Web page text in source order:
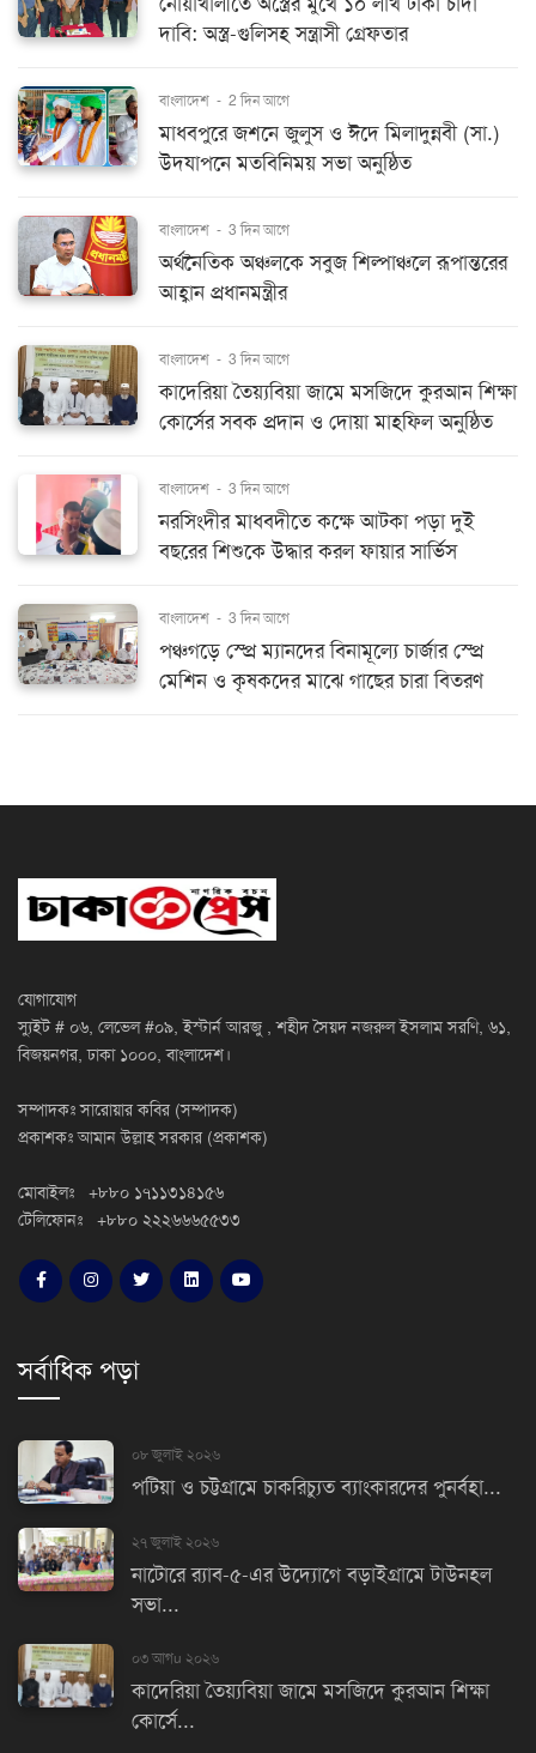
দাবি: অস্ত্র-গুলিসহ সন্ত্রাসী গ্রেফতার
বাংলাদেশ - 2 দিন আগে
মাধবপুরে জশনে জুলুস ও ঈদে মিলাদুন্নবী (সা.)
উদযাপনে মতবিনিময় সভা অনুষ্ঠিত
বাংলাদেশ - 3 দিন আগে
অর্থনৈতিক অঞ্চলকে সবুজ শিল্পাঞ্চলে রূপান্তরের
আহ্বান প্রধানমন্ত্রীর
বাংলাদেশ - 3 দিন আগে
কাদেরিয়া তৈয়্যবিয়া জামে মসজিদে কুরআন শিক্ষা
কোর্সের সবক প্রদান ও দোয়া মাহফিল অনুষ্ঠিত
বাংলাদেশ - 3 দিন আগে
নরসিংদীর মাধবদীতে কক্ষে আটকা পড়া দুই
বছরের শিশুকে উদ্ধার করল ফায়ার সার্ভিস
বাংলাদেশ - 3 দিন আগে
পঞ্চগড়ে স্প্রে ম্যানদের বিনামূল্যে চার্জার স্প্রে
মেশিন ও কৃষকদের মাঝে গাছের চারা বিতরণ
যোগাযোগ
স্যুইট # ০৬, লেভেল #০৯, ইস্টার্ন আরজু , শহীদ সৈয়দ নজরুল ইসলাম সরণি, ৬১,
বিজয়নগর, ঢাকা ১০০০, বাংলাদেশ।
সম্পাদকঃ সারোয়ার কবির (সম্পাদক)
প্রকাশকঃ আমান উল্লাহ সরকার (প্রকাশক)
মোবাইলঃ +৮৮০ ১৭১১৩১৪১৫৬
টেলিফোনঃ +৮৮০ ২২২৬৬৬৫৫৩৩
সর্বাধিক পড়া
০৮ জুলাই ২০২৬
পটিয়া ও চট্টগ্রামে চাকরিচ্যুত ব্যাংকারদের পুনর্বহা...
২৭ জুলাই ২০২৬
নাটোরে র‌্যাব-৫-এর উদ্যোগে বড়াইগ্রামে টাউনহল
সভা...
০৩ আগu ২০২৬
কাদেরিয়া তৈয়্যবিয়া জামে মসজিদে কুরআন শিক্ষা
কোর্সে...